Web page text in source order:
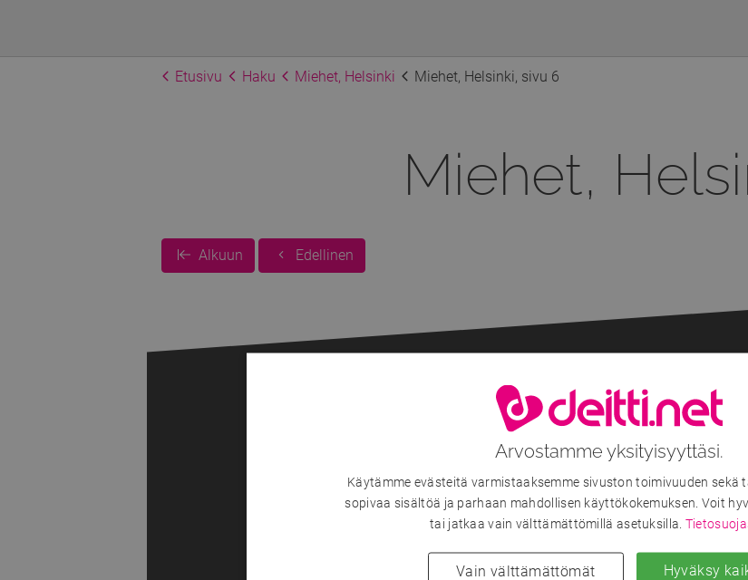
Etusivu Haku Miehet, Helsinki Miehet, Helsinki, sivu 6
Miehet,
Alkuun Edellinen
Lisää hakutuloksia...
Kirjaudu sisään nähdäksesi kaikki
Liity nyt!
Onko sinulla jo tunnus? Kirjaudu sisään
Arvostamme yksityisyyttäsi.
Käytämme evästeitä varmistaaksemme sivuston toimivuuden sekä
sopivaa sisältöä ja parhaan mahdollisen käyttökokemuksen. Voit
tai jatkaa vain välttämättömillä asetuksilla.
Hyväksy
Vain välttämättömät